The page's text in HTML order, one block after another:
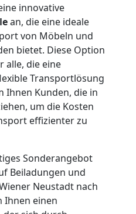
innovative
an, die eine ideale
von Möbeln und
bietet. Diese Option
alle, die eine
Transportlösung
Ihnen Kunden, die in
um die Kosten
effizienter zu
Sonderangebot
Beiladungen und
Neustadt nach
Ihnen einen